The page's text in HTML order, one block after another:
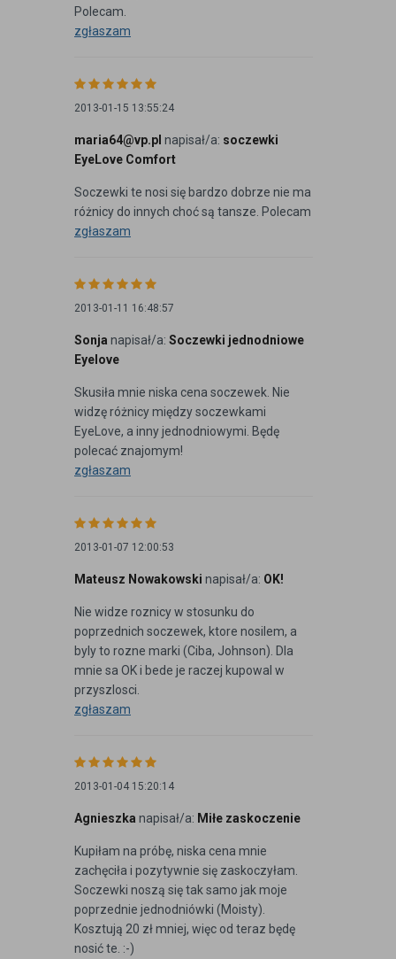
Polecam.
zgłaszam
2013-01-15 13:55:24
maria64@vp.pl napisał/a: soczewki
EyeLove Comfort
Soczewki te nosi się bardzo dobrze nie ma
różnicy do innych choć są tansze. Polecam
zgłaszam
2013-01-11 16:48:57
Sonja napisał/a: Soczewki jednodniowe
Eyelove
Skusiła mnie niska cena soczewek. Nie
widzę różnicy między soczewkami
EyeLove, a inny jednodniowymi. Będę
polecać znajomym!
zgłaszam
2013-01-07 12:00:53
Mateusz Nowakowski napisał/a: OK!
Nie widze roznicy w stosunku do
poprzednich soczewek, ktore nosilem, a
byly to rozne marki (Ciba, Johnson). Dla
mnie sa OK i bede je raczej kupowal w
przyszlosci.
zgłaszam
2013-01-04 15:20:14
Agnieszka napisał/a: Miłe zaskoczenie
Kupiłam na próbę, niska cena mnie
zachęciła i pozytywnie się zaskoczyłam.
Soczewki noszą się tak samo jak moje
poprzednie jednodniówki (Moisty).
Kosztują 20 zł mniej, więc od teraz będę
nosić te. :-)